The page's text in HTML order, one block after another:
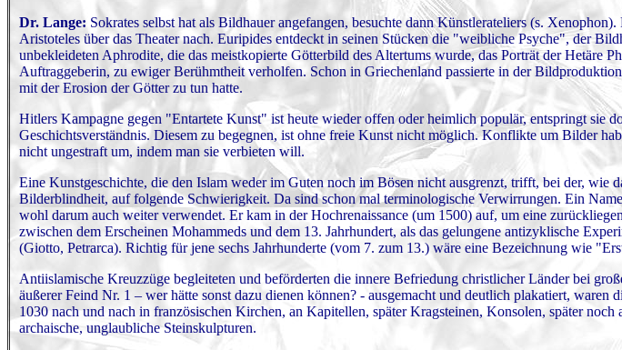
Dr. Lange: Sokrates selbst hat als Bildhauer angefangen, besuchte dann Künstlerateliers (s.
Aristoteles über das Theater nach. Euripides entdeckt in seinen Stücken die "weibliche Psyche", der
unbekleideten Aphrodite, die das meistkopierte Götterbild des Altertums wurde, das Porträt der Hetäre
Auftraggeberin, zu ewiger Berühmtheit verholfen. Schon in Griechenland passierte in der
mit der Erosion der Götter zu tun hatte.
Hitlers Kampagne gegen "Entartete Kunst" ist heute wieder offen oder heimlich populär, entspringt sie
Geschichtsverständnis. Diesem zu begegnen, ist ohne freie Kunst nicht möglich. Konflikte um Bilder
nicht ungestraft um, indem man sie verbieten will.
Eine Kunstgeschichte, die den Islam weder im Guten noch im Bösen nicht ausgrenzt, trifft, bei der, wie
Bilderblindheit, auf folgende Schwierigkeit. Da sind schon mal terminologische Verwirrungen. Ein
wohl darum auch weiter verwendet. Er kam in der Hochrenaissance (um 1500) auf, um eine
zwischen dem Erscheinen Mohammeds und dem 13. Jahrhundert, als das gelungene antizyklische
(Giotto, Petrarca). Richtig für jene sechs Jahrhunderte (vom 7. zum 13.) wäre eine Bezeichnung wie
Antiislamische Kreuzzüge begleiteten und beförderten die innere Befriedung christlicher Länder bei
äußerer Feind Nr. 1 – wer hätte sonst dazu dienen können? - ausgemacht und deutlich plakatiert, waren
1030 nach und nach in französischen Kirchen, an Kapitellen, später Kragsteinen, Konsolen, später noch
archaische, unglaubliche Steinskulpturen.